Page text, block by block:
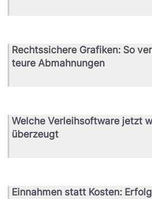
Rechtssichere Grafiken: So
teure Abmahnungen
Welche Verleihsoftware jetzt
überzeugt
Einnahmen statt Kosten: